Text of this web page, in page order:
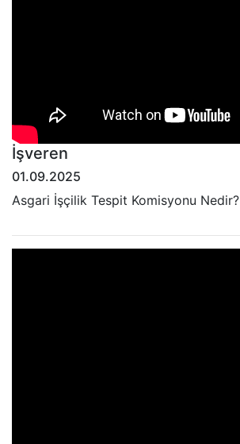
İşveren
01.09.2025
Asgari İşçilik Tespit Komisyonu Nedir?